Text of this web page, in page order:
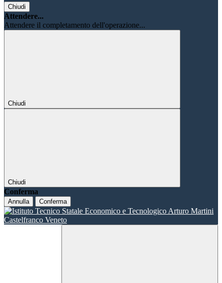
Chiudi
Attendere...
Attendere il completamento dell'operazione...
Chiudi
Chiudi
Conferma
Annulla Conferma